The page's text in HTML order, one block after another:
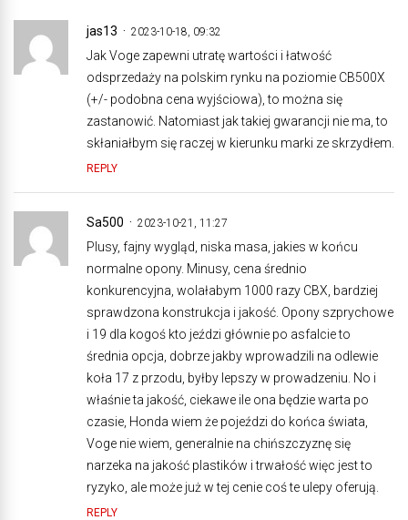
jas13 2023-10-18, 09:32
Jak Voge zapewni utratę wartości i łatwość
odsprzedaży na polskim rynku na poziomie CB500X
(+/- podobna cena wyjściowa), to można się
zastanowić. Natomiast jak takiej gwarancji nie ma, to
skłaniałbym się raczej w kierunku marki ze skrzydłem.
REPLY
Sa500 2023-10-21, 11:27
Plusy, fajny wygląd, niska masa, jakies w końcu
normalne opony. Minusy, cena średnio
konkurencyjna, wolałabym 1000 razy CBX, bardziej
sprawdzona konstrukcja i jakość. Opony szprychowe
i 19 dla kogoś kto jeździ głównie po asfalcie to
średnia opcja, dobrze jakby wprowadzili na odlewie
koła 17 z przodu, byłby lepszy w prowadzeniu. No i
właśnie ta jakość, ciekawe ile ona będzie warta po
czasie, Honda wiem że pojeździ do końca świata,
Voge nie wiem, generalnie na chińszczyznę się
narzeka na jakość plastików i trwałość więc jest to
ryzyko, ale może już w tej cenie coś te ulepy oferują.
REPLY